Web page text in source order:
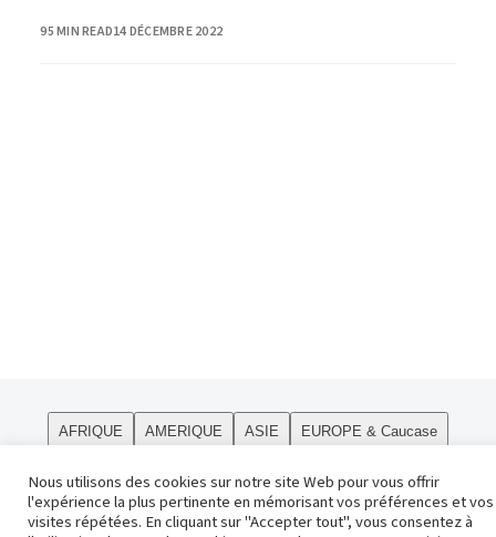
95 MIN READPUBLISHED
14 DÉCEMBRE 2022
AFRIQUE AMERIQUE ASIE EUROPE & Caucase
Contact
Nous utilisons des cookies sur notre site Web pour vous offrir
l'expérience la plus pertinente en mémorisant vos préférences et vos
visites répétées. En cliquant sur "Accepter tout", vous consentez à